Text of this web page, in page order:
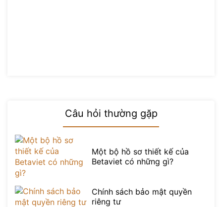
Câu hỏi thường gặp
Một bộ hồ sơ thiết kế của
Betaviet có những gì?
Chính sách bảo mật quyền
riêng tư